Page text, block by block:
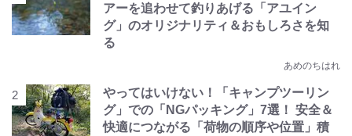
アーを追わせて釣りあげる「アユイン
グ」のオリジナリティ＆おもしろさを知
る
あめのちはれ
やってはいけない！「キャンプツーリン
グ」での「NGパッキング」7選！ 安全＆
快適につながる「荷物の順序や位置」積